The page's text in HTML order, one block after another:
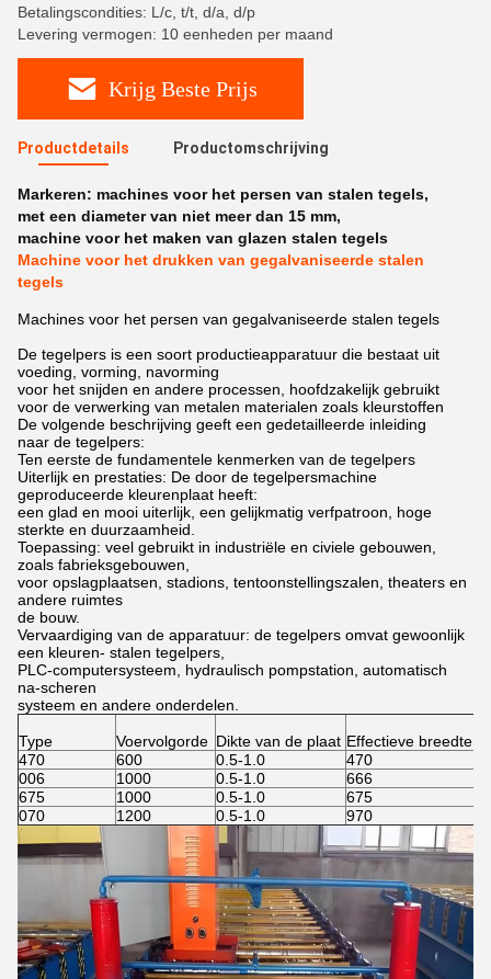
Betalingscondities: L/c, t/t, d/a, d/p
Levering vermogen: 10 eenheden per maand
Krijg Beste Prijs
Productdetails Productomschrijving
Markeren: machines voor het persen van stalen tegels,
met een diameter van niet meer dan 15 mm,
machine voor het maken van glazen stalen tegels
Machine voor het drukken van gegalvaniseerde stalen
tegels
Machines voor het persen van gegalvaniseerde stalen tegels
De tegelpers is een soort productieapparatuur die bestaat uit
voeding, vorming, navorming
voor het snijden en andere processen, hoofdzakelijk gebruikt
voor de verwerking van metalen materialen zoals kleurstoffen
De volgende beschrijving geeft een gedetailleerde inleiding
naar de tegelpers:
Ten eerste de fundamentele kenmerken van de tegelpers
Uiterlijk en prestaties: De door de tegelpersmachine
geproduceerde kleurenplaat heeft:
een glad en mooi uiterlijk, een gelijkmatig verfpatroon, hoge
sterkte en duurzaamheid.
Toepassing: veel gebruikt in industriële en civiele gebouwen,
zoals fabrieksgebouwen,
voor opslagplaatsen, stadions, tentoonstellingszalen, theaters en
andere ruimtes
de bouw.
Vervaardiging van de apparatuur: de tegelpers omvat gewoonlijk
een kleuren- stalen tegelpers,
PLC-computersysteem, hydraulisch pompstation, automatisch
na-scheren
systeem en andere onderdelen.
Type Voervolgorde Dikte van de plaat Effectieve breedte
470
600 0.5-1.0
470
006
1000 0.5-1.0
666
675
1000 0.5-1.0
675
070
1200 0.5-1.0 970